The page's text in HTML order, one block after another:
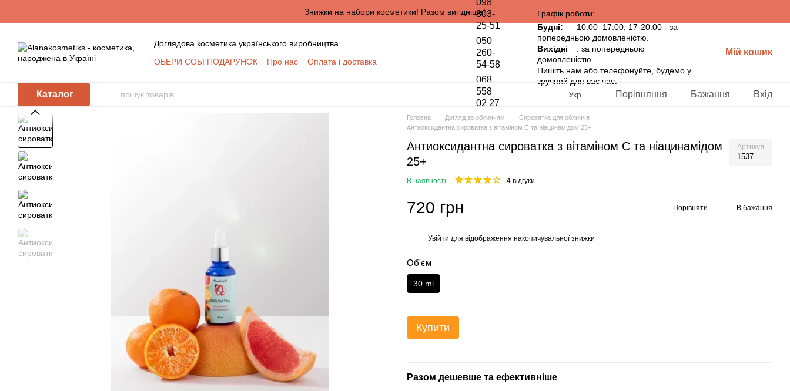
Знижки на набори косметики! Разом вигідніше!
Доглядова косметика українського виробництва
ОБЕРИ СОБІ ПОДАРУНОК
Про нас
Оплата і доставка
Відгуки про магазин
Косметика оптом: умови співпраці для оптових покупців
098
303-
25-51
050
260-
54-58
068
558
02 27
Графік роботи:
Будні:
10:00–17:00, 17-20:00 - за
попередньою домовленістю.
Вихідні
: за попередньою
домовленістю.
Пишіть нам або телефонуйте, будемо у
зручний для вас час.
Мій кошик
Каталог Укр Порівняння Бажання Вхід
Головна Догляд за обличчям
Сироватка для обличчя
Антиоксидантна сироватка з вітаміном С та ніацинамідом 25+
Антиоксидантна сироватка з вітаміном С та ніацинамідом
25+
Артикул
1537
В наявності 4 відгуки
720 грн Порівняти В бажання
Увійти для відображення накопичувальної знижки
Об'єм
30 ml
Купити
Разом дешевше та ефективніше